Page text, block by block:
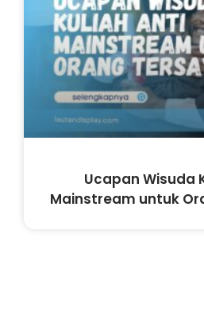
Ucapan Wisuda
Mainstream untuk